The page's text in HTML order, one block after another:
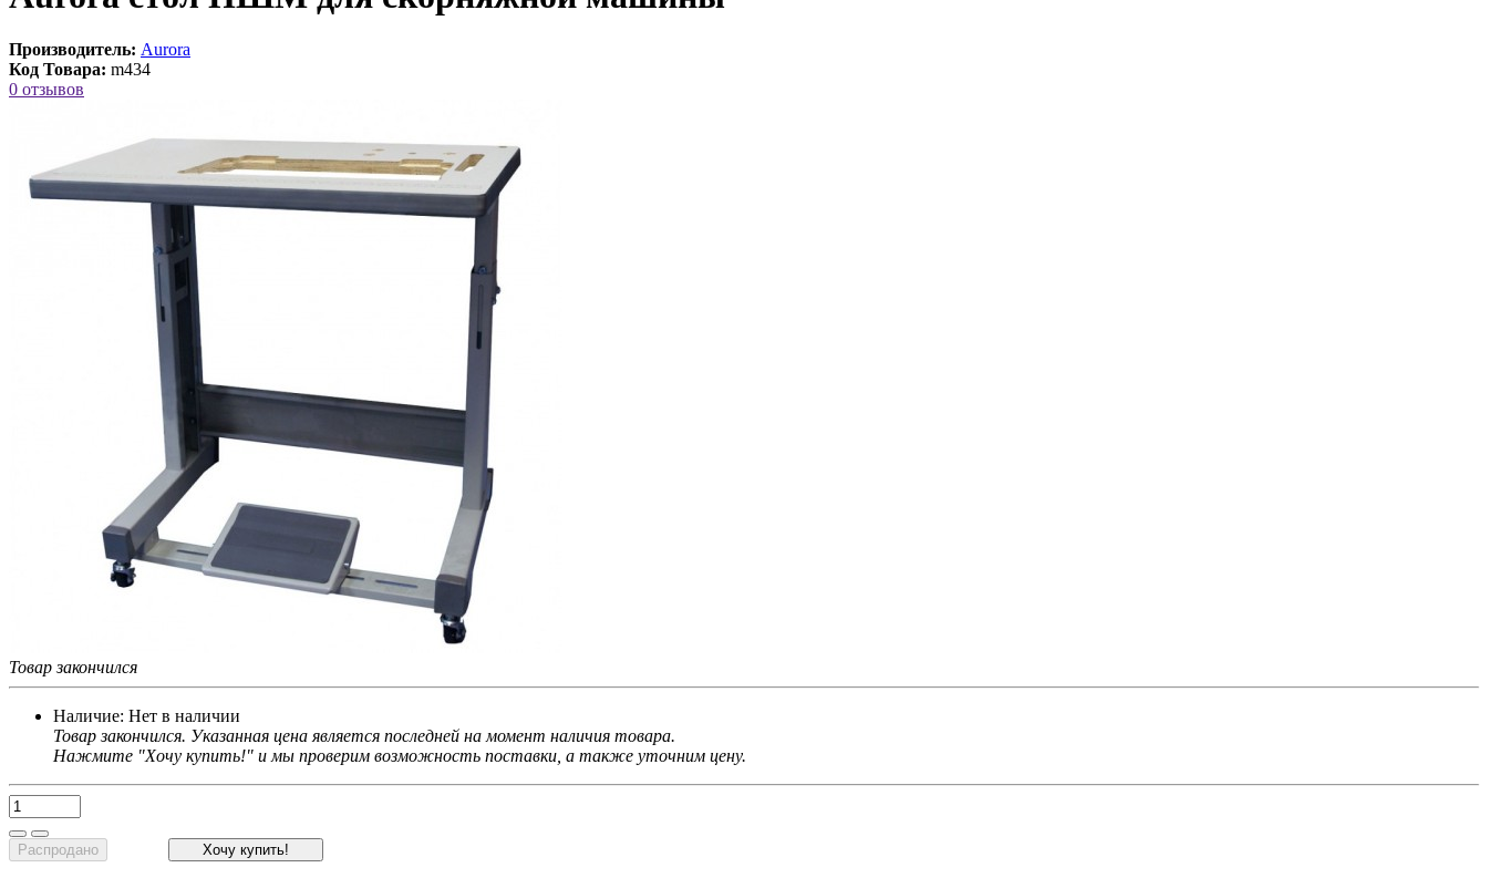
Производитель: Aurora
Код Товара: m434
0 отзывов
Товар закончился
Наличие: Нет в наличии
Товар закончился. Указанная цена является последней на момент наличия товара.
Нажмите "Хочу купить!" и мы проверим возможность поставки, а также уточним цену.
Распродано Хочу купить!